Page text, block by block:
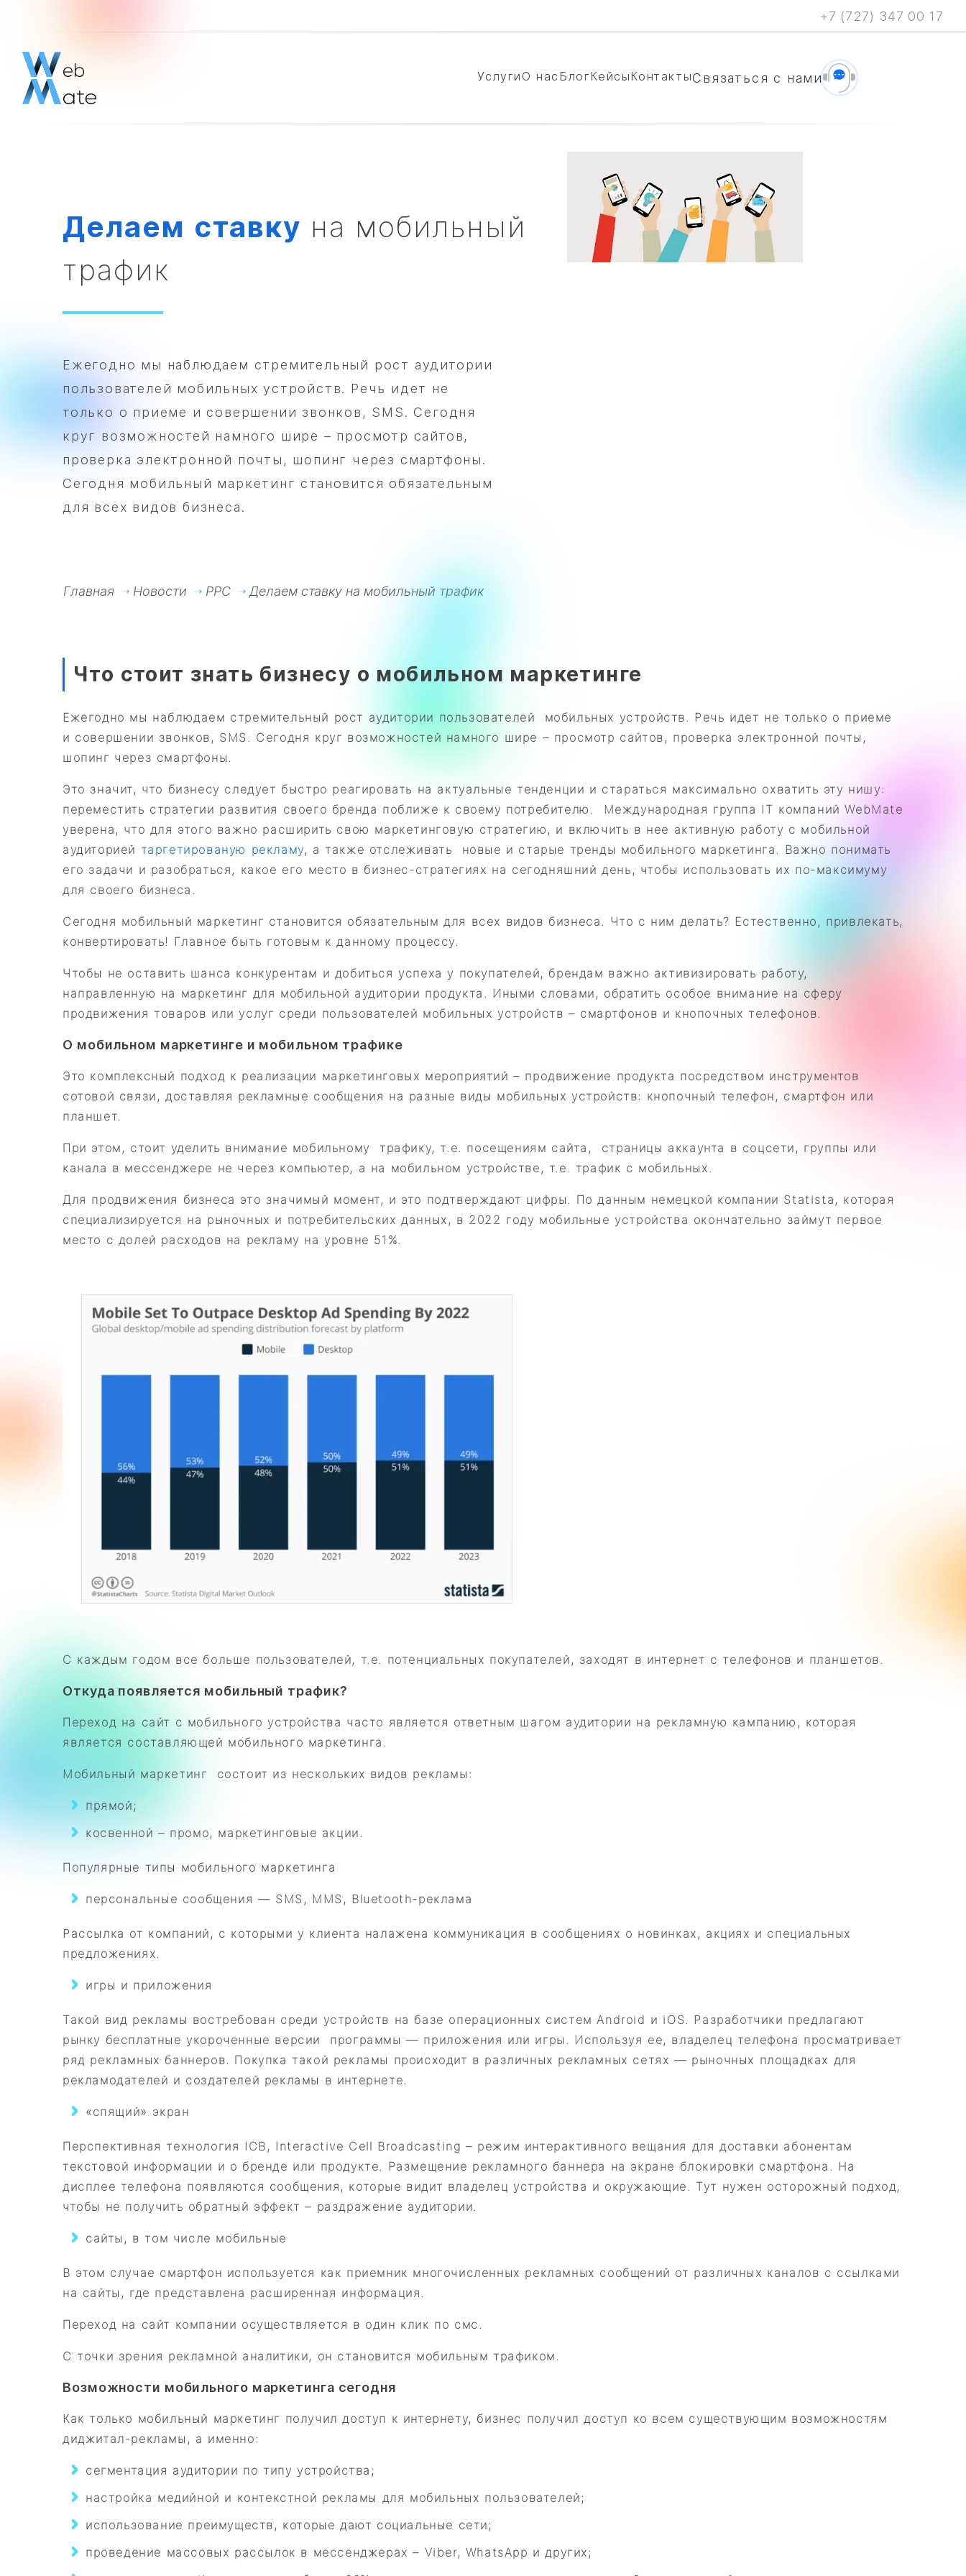
+7 (727) 347 00 17
Услуги О нас Блог Кейсы КонтактыCвязаться с нами
Делаем ставку на мобильный
трафик
Ежегодно мы наблюдаем стремительный рост аудитории
пользователей мобильных устройств. Речь идет не
только о приеме и совершении звонков, SMS. Сегодня
круг возможностей намного шире – просмотр сайтов,
проверка электронной почты, шопинг через смартфоны.
Сегодня мобильный маркетинг становится обязательным
для всех видов бизнеса.
Главная Новости PPC Делаем ставку на мобильный трафик
Что стоит знать бизнесу о мобильном маркетинге
Ежегодно мы наблюдаем стремительный рост аудитории пользователей мобильных устройств. Речь идет не только о приеме
и совершении звонков, SMS. Сегодня круг возможностей намного шире – просмотр сайтов, проверка электронной почты,
шопинг через смартфоны.
Это значит, что бизнесу следует быстро реагировать на актуальные тенденции и стараться максимально охватить эту нишу:
переместить стратегии развития своего бренда поближе к своему потребителю. Международная группа IT компаний WebMate
уверена, что для этого важно расширить свою маркетинговую стратегию, и включить в нее активную работу с мобильной
аудиторией таргетированую рекламу, а также отслеживать новые и старые тренды мобильного маркетинга. Важно понимать
его задачи и разобраться, какое его место в бизнес-стратегиях на сегодняшний день, чтобы использовать их по-максимуму
для своего бизнеса.
Сегодня мобильный маркетинг становится обязательным для всех видов бизнеса. Что с ним делать? Естественно, привлекать,
конвертировать! Главное быть готовым к данному процессу.
Чтобы не оставить шанса конкурентам и добиться успеха у покупателей, брендам важно активизировать работу,
направленную на маркетинг для мобильной аудитории продукта. Иными словами, обратить особое внимание на сферу
продвижения товаров или услуг среди пользователей мобильных устройств – смартфонов и кнопочных телефонов.
О мобильном маркетинге и мобильном трафике
Это комплексный подход к реализации маркетинговых мероприятий – продвижение продукта посредством инструментов
сотовой связи, доставляя рекламные сообщения на разные виды мобильных устройств: кнопочный телефон, смартфон или
планшет.
При этом, стоит уделить внимание мобильному трафику, т.е. посещениям сайта, страницы аккаунта в соцсети, группы или
канала в мессенджере не через компьютер, а на мобильном устройстве, т.е. трафик с мобильных.
Для продвижения бизнеса это значимый момент, и это подтверждают цифры. По данным немецкой компании Statista, которая
специализируется на рыночных и потребительских данных, в 2022 году мобильные устройства окончательно займут первое
место с долей расходов на рекламу на уровне 51%.
С каждым годом все больше пользователей, т.е. потенциальных покупателей, заходят в интернет с телефонов и планшетов.
Откуда появляется мобильный трафик?
Переход на сайт с мобильного устройства часто является ответным шагом аудитории на рекламную кампанию, которая
является составляющей мобильного маркетинга.
Мобильный маркетинг состоит из нескольких видов рекламы:
прямой;
косвенной – промо, маркетинговые акции.
Популярные типы мобильного маркетинга
персональные сообщения — SMS, MMS, Bluetooth-реклама
Рассылка от компаний, с которыми у клиента налажена коммуникация в сообщениях о новинках, акциях и специальных
предложениях.
игры и приложения
Такой вид рекламы востребован среди устройств на базе операционных систем Android и iOS. Разработчики предлагают
рынку бесплатные укороченные версии программы — приложения или игры. Используя ее, владелец телефона просматривает
ряд рекламных баннеров. Покупка такой рекламы происходит в различных рекламных сетях — рыночных площадках для
рекламодателей и создателей рекламы в интернете.
«спящий» экран
Перспективная технология ICB, Interactive Cell Broadcasting – режим интерактивного вещания для доставки абонентам
текстовой информации и о бренде или продукте. Размещение рекламного баннера на экране блокировки смартфона. На
дисплее телефона появляются сообщения, которые видит владелец устройства и окружающие. Тут нужен осторожный подход,
чтобы не получить обратный эффект – раздражение аудитории.
сайты, в том числе мобильные
В этом случае смартфон используется как приемник многочисленных рекламных сообщений от различных каналов с ссылками
на сайты, где представлена расширенная информация.
Переход на сайт компании осуществляется в один клик по смс.
С точки зрения рекламной аналитики, он становится мобильным трафиком.
Возможности мобильного маркетинга сегодня
Как только мобильный маркетинг получил доступ к интернету, бизнес получил доступ ко всем существующим возможностям
диджитал-рекламы, а именно:
сегментация аудитории по типу устройства;
настройка медийной и контекстной рекламы для мобильных пользователей;
использование преимуществ, которые дают социальные сети;
проведение массовых рассылок в мессенджерах – Viber, WhatsApp и других;